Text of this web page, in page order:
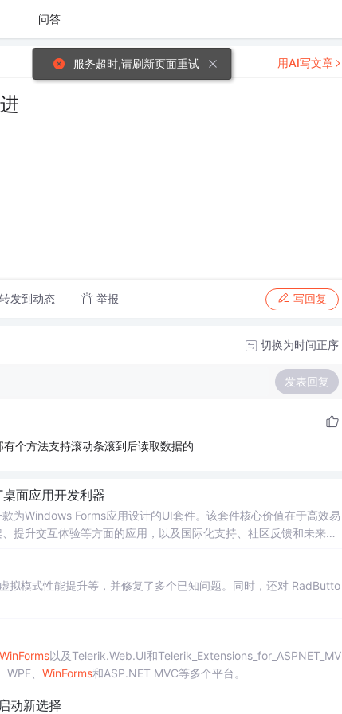
问答
转发到动态 举报 写回复
用AI写文章
切换为时间正序
发表回复
个方法支持滚动条滚到后读取数据的
面应用开发利器
为Windows Forms应用设计的UI套件。该套件核心价值在于高效易
提升交互体验等方面的应用，以及国际化支持、社区反馈和未来发
拟模式性能提升等，并修复了多个已知问题。同时，还对 RadButto
WinForms以及Telerik.Web.UI和Telerik_Extensions_for_ASPNET_MV
、 WinForms和ASP.NET MVC等多个平台。
动新选择
服务超时,请刷新页面重试